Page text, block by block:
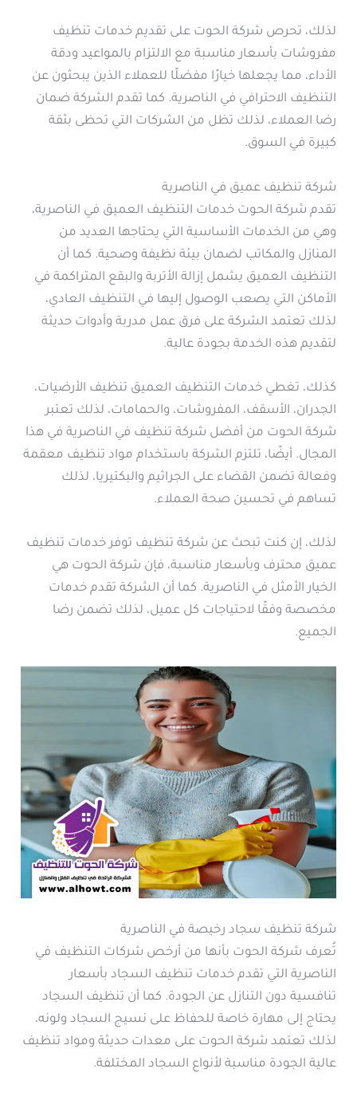
لذلك، تحرص شركة الحوت على تقديم خدمات تنظيف
مفروشات بأسعار مناسبة مع الالتزام بالمواعيد ودقة
الأداء، مما يجعلها خيارًا مفضلًا للعملاء الذين يبحثون عن
التنظيف الاحترافي في الناصرية. كما تقدم الشركة ضمان
رضا العملاء، لذلك تظل من الشركات التي تحظى بثقة
كبيرة في السوق.
شركة تنظيف عميق في الناصرية
تقدم شركة الحوت خدمات التنظيف العميق في الناصرية،
وهي من الخدمات الأساسية التي يحتاجها العديد من
المنازل والمكاتب لضمان بيئة نظيفة وصحية. كما أن
التنظيف العميق يشمل إزالة الأتربة والبقع المتراكمة في
الأماكن التي يصعب الوصول إليها في التنظيف العادي،
لذلك تعتمد الشركة على فرق عمل مدربة وأدوات حديثة
لتقديم هذه الخدمة بجودة عالية.
كذلك، تغطي خدمات التنظيف العميق تنظيف الأرضيات،
الجدران، الأسقف، المفروشات، والحمامات، لذلك تعتبر
شركة الحوت من أفضل شركة تنظيف في الناصرية في هذا
المجال. أيضًا، تلتزم الشركة باستخدام مواد تنظيف معقمة
وفعالة تضمن القضاء على الجراثيم والبكتيريا، لذلك
تساهم في تحسين صحة العملاء.
لذلك، إن كنت تبحث عن شركة تنظيف توفر خدمات تنظيف
عميق محترف وبأسعار مناسبة، فإن شركة الحوت هي
الخيار الأمثل في الناصرية. كما أن الشركة تقدم خدمات
مخصصة وفقًا لاحتياجات كل عميل، لذلك تضمن رضا
الجميع.
شركة تنظيف سجاد رخيصة في الناصرية
تُعرف شركة الحوت بأنها من أرخص شركات التنظيف في
الناصرية التي تقدم خدمات تنظيف السجاد بأسعار
تنافسية دون التنازل عن الجودة. كما أن تنظيف السجاد
يحتاج إلى مهارة خاصة للحفاظ على نسيج السجاد ولونه،
لذلك تعتمد شركة الحوت على معدات حديثة ومواد تنظيف
عالية الجودة مناسبة لأنواع السجاد المختلفة.